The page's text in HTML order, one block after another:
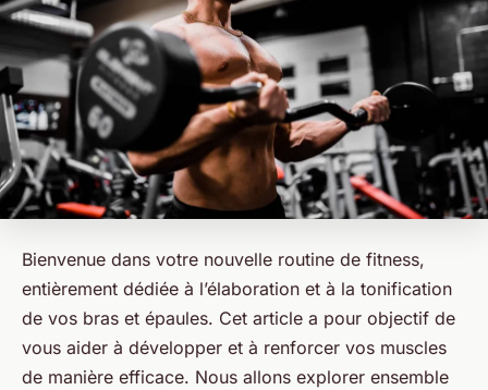
Bienvenue dans votre nouvelle routine de fitness,
entièrement dédiée à l’élaboration et à la tonification
de vos bras et épaules. Cet article a pour objectif de
vous aider à développer et à renforcer vos muscles
de manière efficace. Nous allons explorer ensemble